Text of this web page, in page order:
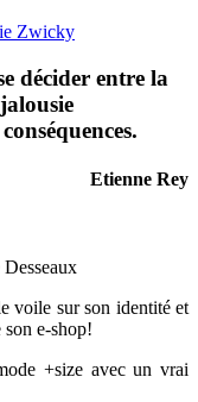
Zwicky
décider entre la
Etienne Rey
voile sur son identité et
son e-shop!
+size avec un vrai